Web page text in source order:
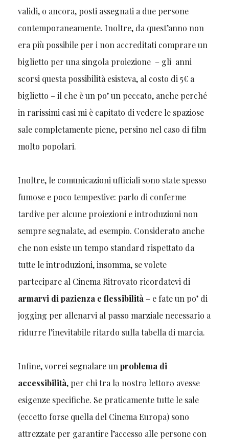
validi, o ancora, posti assegnati a due persone
contemporaneamente. Inoltre, da quest’anno non
era più possibile per i non accreditati comprare un
biglietto per una singola proiezione – gli anni
scorsi questa possibilità esisteva, al costo di 5€ a
biglietto – il che è un po’ un peccato, anche perché
in rarissimi casi mi è capitato di vedere le spaziose
sale completamente piene, persino nel caso di film
molto popolari.
Inoltre, le comunicazioni ufficiali sono state spesso
fumose e poco tempestive: parlo di conferme
tardive per alcune proiezioni e introduzioni non
sempre segnalate, ad esempio. Considerato anche
che non esiste un tempo standard rispettato da
tutte le introduzioni, insomma, se volete
partecipare al Cinema Ritrovato ricordatevi di
armarvi di pazienza e flessibilità – e fate un po’ di
jogging per allenarvi al passo marziale necessario a
ridurre l’inevitabile ritardo sulla tabella di marcia.
Infine, vorrei segnalare un problema di
accessibilità, per chi tra lə nostrə lettorə avesse
esigenze specifiche. Se praticamente tutte le sale
(eccetto forse quella del Cinema Europa) sono
attrezzate per garantire l’accesso alle persone con